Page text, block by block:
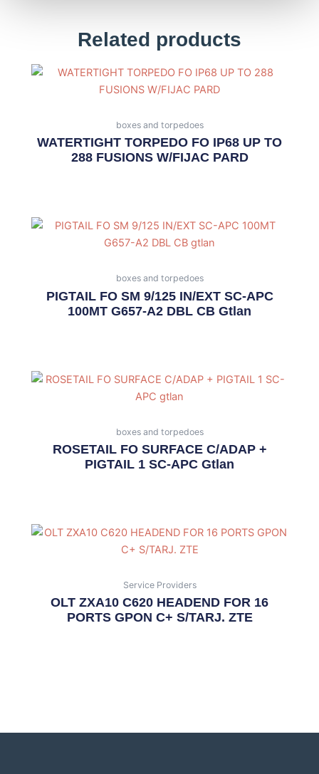
Related products
boxes and torpedoes
WATERTIGHT TORPEDO FO IP68 UP TO
288 FUSIONS W/FIJAC PARD
boxes and torpedoes
PIGTAIL FO SM 9/125 IN/EXT SC-APC
100MT G657-A2 DBL CB Gtlan
boxes and torpedoes
ROSETAIL FO SURFACE C/ADAP +
PIGTAIL 1 SC-APC Gtlan
Service Providers
OLT ZXA10 C620 HEADEND FOR 16
PORTS GPON C+ S/TARJ. ZTE